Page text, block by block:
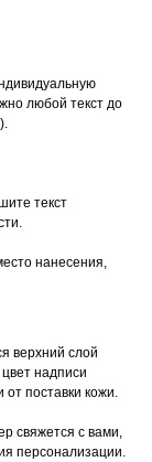
любой текст до
текст
нанесения,
верхний слой
надписи
поставки кожи.
свяжется с вами,
персонализации.